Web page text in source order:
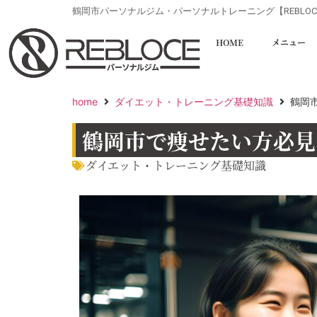
鶴岡市パーソナルジム・パーソナルトレーニング【
HOME メニュー
home ダイエット・トレーニング基礎知識 鶴岡
鶴岡市で痩せたい方必
ダイエット・トレーニング基礎知識